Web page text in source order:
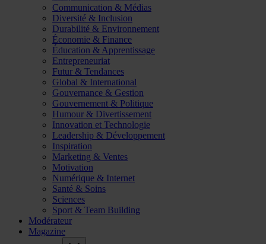
Communication & Médias
Diversité & Inclusion
Durabilité & Environnement
Économie & Finance
Éducation & Apprentissage
Entrepreneuriat
Futur & Tendances
Global & International
Gouvernance & Gestion
Gouvernement & Politique
Humour & Divertissement
Innovation et Technologie
Leadership & Développement
Inspiration
Marketing & Ventes
Motivation
Numérique & Internet
Santé & Soins
Sciences
Sport & Team Building
Modérateur
Magazine